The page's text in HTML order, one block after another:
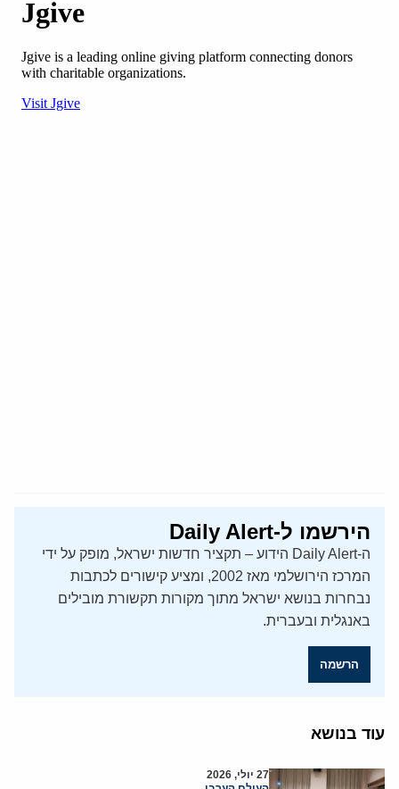
הירשמו ל-Daily Alert
ה-Daily Alert הידוע – תקציר חדשות ישראל, מופק על ידי
המרכז הירושלמי מאז 2002, ומציע קישורים לכתבות
נבחרות בנושא ישראל מתוך מקורות תקשורת מובילים
באנגלית ובעברית.
הרשמה
עוד בנושא
27 יולי, 2026